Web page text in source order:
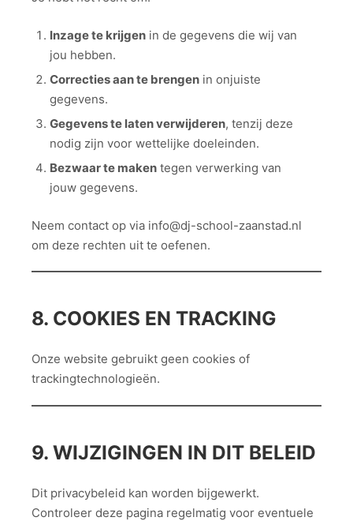
Inzage te krijgenin de gegevens die wij van
jou hebben.
Correcties aan te brengenin onjuiste
gegevens.
Gegevens te laten verwijderen, tenzij deze
nodig zijn voor wettelijke doeleinden.
Bezwaar te makentegen verwerking van
jouw gegevens.
Neem contact op via info@dj-school-zaanstad.nl
om deze rechten uit te oefenen.
8. COOKIES EN TRACKING
Onze website gebruikt geen cookies of
trackingtechnologieën.
9. WIJZIGINGEN IN DIT BELEID
Dit privacybeleid kan worden bijgewerkt.
Controleer deze pagina regelmatig voor eventuele